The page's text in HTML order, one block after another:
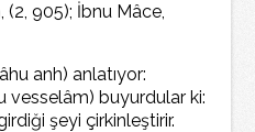
905); İbnu Mâce,
anh) anlatıyor:
vesselâm) buyurdular ki:
şeyi çirkinleştirir.